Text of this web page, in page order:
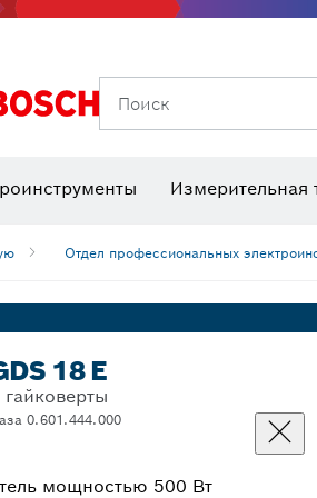
Поиск
Измерительная
Отдел профессиональных
18 E
0.601.444.000
мощностью 500 Вт